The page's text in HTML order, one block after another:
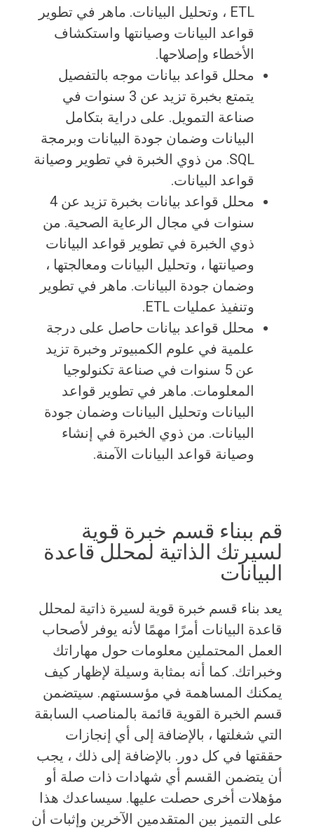
ETL ، وتحليل البيانات. ماهر في تطوير
قواعد البيانات وصيانتها واستكشاف
الأخطاء وإصلاحها.
محلل قواعد بيانات موجه بالتفصيل
يتمتع بخبرة تزيد عن 3 سنوات في
صناعة التمويل. على دراية بتكامل
البيانات وضمان جودة البيانات وبرمجة
SQL. من ذوي الخبرة في تطوير وصيانة
قواعد البيانات.
محلل قواعد بيانات بخبرة تزيد عن 4
سنوات في مجال الرعاية الصحية. من
ذوي الخبرة في تطوير قواعد البيانات
وصيانتها ، وتحليل البيانات ومعالجتها ،
وضمان جودة البيانات. ماهر في تطوير
وتنفيذ عمليات ETL.
محلل قواعد بيانات حاصل على درجة
علمية في علوم الكمبيوتر وخبرة تزيد
عن 5 سنوات في صناعة تكنولوجيا
المعلومات. ماهر في تطوير قواعد
البيانات وتحليل البيانات وضمان جودة
البيانات. من ذوي الخبرة في إنشاء
وصيانة قواعد البيانات الآمنة.
قم ببناء قسم خبرة قوية
لسيرتك الذاتية لمحلل قاعدة
البيانات
يعد بناء قسم خبرة قوية لسيرة ذاتية لمحلل
قاعدة البيانات أمرًا مهمًا لأنه يوفر لأصحاب
العمل المحتملين معلومات حول مهاراتك
وخبراتك. كما أنه بمثابة وسيلة لإظهار كيف
يمكنك المساهمة في مؤسستهم. سيتضمن
قسم الخبرة القوية قائمة بالمناصب السابقة
التي شغلتها ، بالإضافة إلى أي إنجازات
حققتها في كل دور. بالإضافة إلى ذلك ، يجب
أن يتضمن القسم أي شهادات ذات صلة أو
مؤهلات أخرى حصلت عليها. سيساعدك هذا
على التميز بين المتقدمين الآخرين وإثبات أن